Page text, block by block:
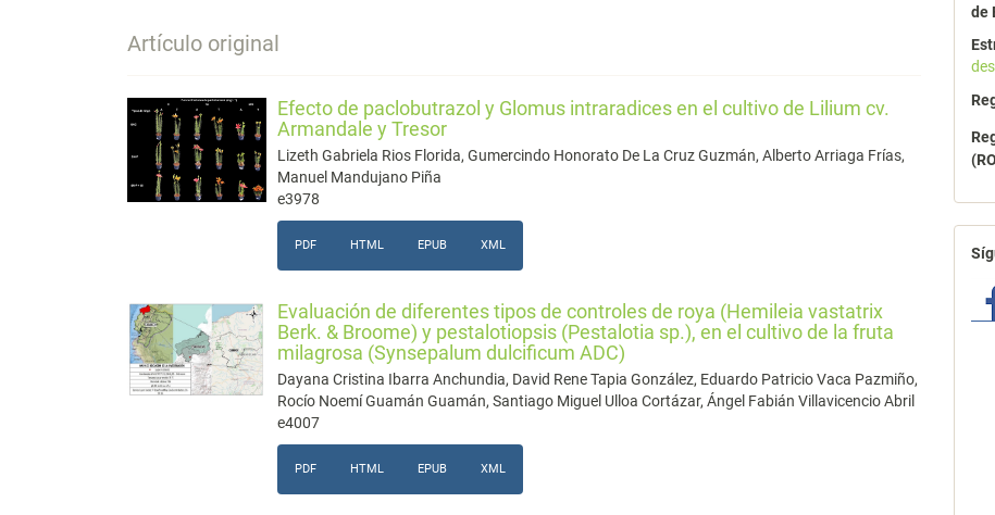
Artículo original
Efecto de paclobutrazol y Glomus intraradices en el cultivo de Lilium cv.
Armandale y Tresor
Lizeth Gabriela Rios Florida, Gumercindo Honorato De La Cruz Guzmán, Alberto Arriaga Frías,
Manuel Mandujano Piña
e3978
PDF HTML EPUB XML
Evaluación de diferentes tipos de controles de roya (Hemileia vastatrix
Berk. & Broome) y pestalotiopsis (Pestalotia sp.), en el cultivo de la fruta
milagrosa (Synsepalum dulcificum ADC)
Dayana Cristina Ibarra Anchundia, David Rene Tapia González, Eduardo Patricio Vaca Pazmiño,
Rocío Noemí Guamán Guamán, Santiago Miguel Ulloa Cortázar, Ángel Fabián Villavicencio Abril
e4007
PDF HTML EPUB XML
de